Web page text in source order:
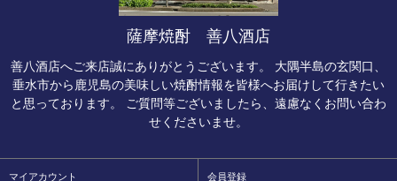
薩摩焼酎 善八酒店
善八酒店へご来店誠にありがとうございます。 大隅半島の玄関口、
垂水市から鹿児島の美味しい焼酎情報を皆様へお届けして行きたい
と思っております。 ご質問等ございましたら、遠慮なくお問い合わ
せくださいませ。
マイアカウント 会員登録